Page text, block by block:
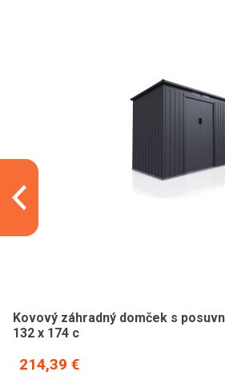
Kovový záhradný domček s
132 x 174 c
214,39 €